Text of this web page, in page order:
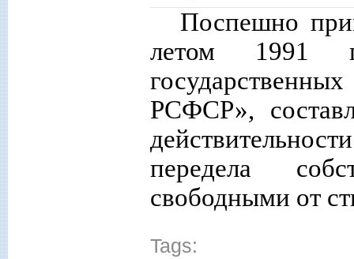
Поспешно
летом 1991
РСФСР»,
передела
свободными от
Tags: